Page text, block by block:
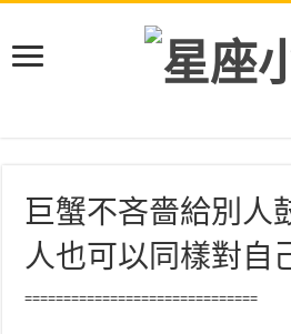
巨蟹不吝嗇給別人
人也可以同樣對自
==============================